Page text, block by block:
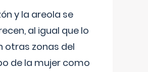
y la areola se
al igual que lo
otras zonas del
de la mujer como